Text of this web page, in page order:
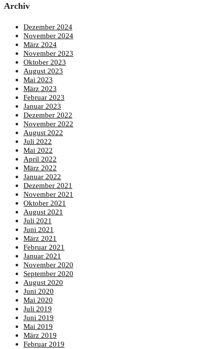
Archiv
Dezember 2024
November 2024
März 2024
November 2023
Oktober 2023
August 2023
Mai 2023
März 2023
Februar 2023
Januar 2023
Dezember 2022
November 2022
August 2022
Juli 2022
Mai 2022
April 2022
März 2022
Januar 2022
Dezember 2021
November 2021
Oktober 2021
August 2021
Juli 2021
Juni 2021
März 2021
Februar 2021
Januar 2021
November 2020
September 2020
August 2020
Juni 2020
Mai 2020
Juli 2019
Juni 2019
Mai 2019
März 2019
Februar 2019